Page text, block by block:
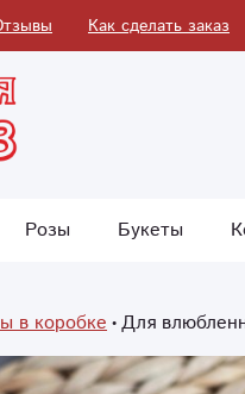
Как сделать заказ
Розы Букеты
в коробке Для